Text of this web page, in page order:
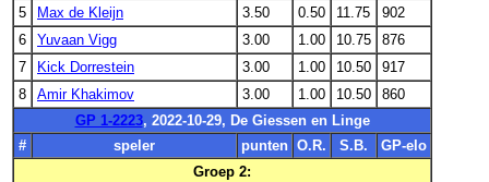
5
Max de Kleijn 3.50 0.50 11.75
902
6
Yuvaan Vigg 3.00 1.00 10.75
876
7
Kick Dorrestein 3.00 1.00 10.50
917
8
Amir Khakimov 3.00 1.00 10.50
860
GP 1-2223, 2022-10-29, De Giessen en Linge
#
speler punten O.R. S.B.
GP-elo
Groep 2: